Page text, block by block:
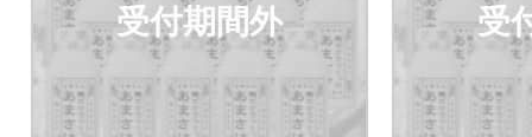
受付期間外 受